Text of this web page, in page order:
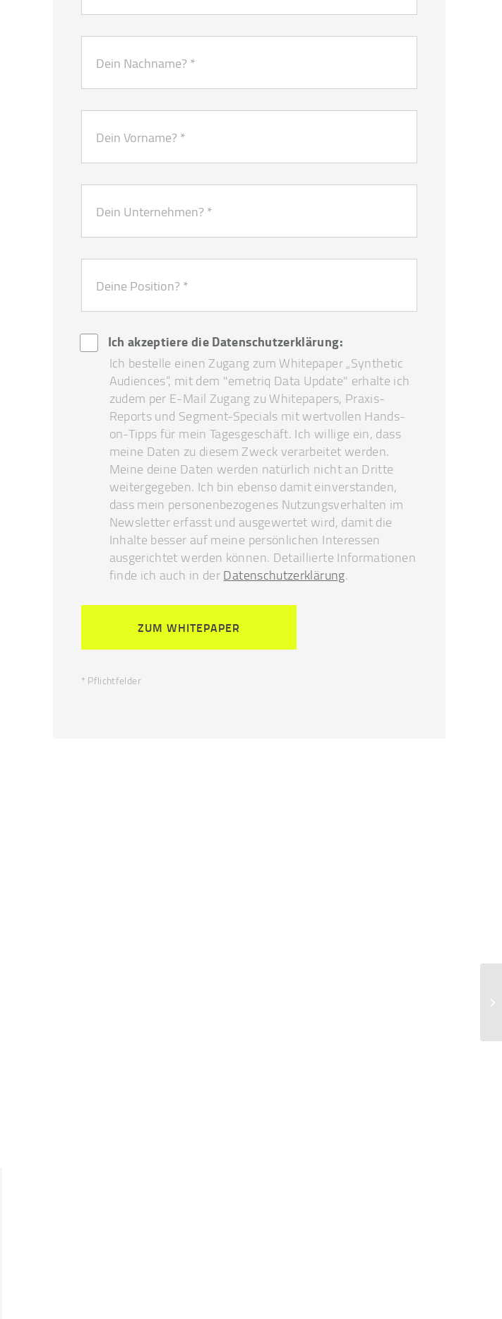
Ich akzeptiere die Datenschutzerklärung:
Ich bestelle einen Zugang zum Whitepaper „Synthetic
Audiences“, mit dem "emetriq Data Update" erhalte ich
zudem per E-Mail Zugang zu Whitepapers, Praxis-
Reports und Segment-Specials mit wertvollen Hands-
on-Tipps für mein Tagesgeschäft. Ich willige ein, dass
meine Daten zu diesem Zweck verarbeitet werden.
Meine deine Daten werden natürlich nicht an Dritte
weitergegeben. Ich bin ebenso damit einverstanden,
dass mein personenbezogenes Nutzungsverhalten im
Newsletter erfasst und ausgewertet wird, damit die
Inhalte besser auf meine persönlichen Interessen
ausgerichtet werden können. Detaillierte Informationen
finde ich auch in der Datenschutzerklärung.
ZUM WHITEPAPER
* Pflichtfelder